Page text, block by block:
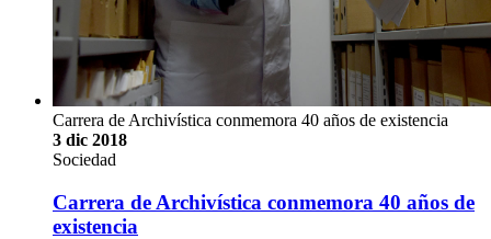
Carrera de Archivística conmemora 40 años de existencia
3 dic 2018
Sociedad
Carrera de Archivística conmemora 40 años de
existencia